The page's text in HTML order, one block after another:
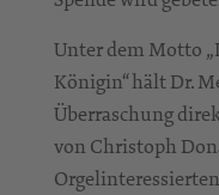
Unter dem Motto
Königin“ hält Dr.
Überraschung
von Christoph